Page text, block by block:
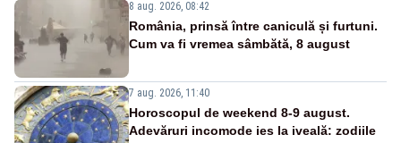
8 aug. 2026, 08:42
România, prinsă între caniculă și furtuni.
Cum va fi vremea sâmbătă, 8 august
7 aug. 2026, 11:40
Horoscopul de weekend 8-9 august.
Adevăruri incomode ies la iveală: zodiile